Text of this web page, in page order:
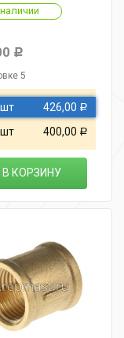
Р
5
426,00 Р
400,00 Р
В КОРЗИНУ